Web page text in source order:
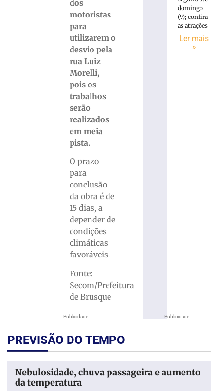
Publicidade
dos
motoristas
para
utilizarem o
desvio pela
rua Luiz
Morelli,
pois os
trabalhos
serão
realizados
em meia
pista.
O prazo
para
conclusão
da obra é de
15 dias, a
depender de
condições
climáticas
favoráveis.
Fonte:
Secom/Prefeitura
de Brusque
Publicidade
domingo
(9); confira
as atrações
Ler mais
»
PREVISÃO DO TEMPO
Nebulosidade, chuva passageira e aumento
da temperatura